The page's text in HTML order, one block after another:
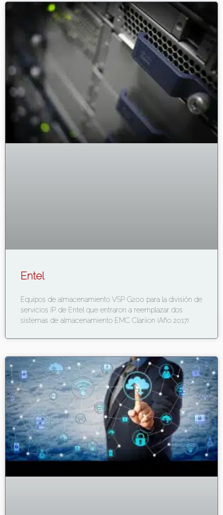
Entel
Equipos de almacenamiento VSP G200 para la división de
servicios IP de Entel que entraron a reemplazar dos
sistemas de almacenamiento EMC Clariion (Año 2017)